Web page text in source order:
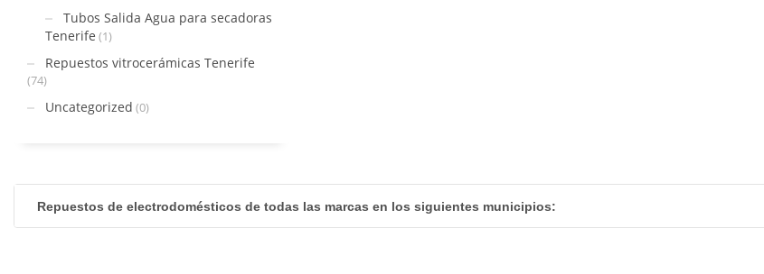
Tubos Salida Agua para secadoras
Tenerife (1)
Repuestos vitrocerámicas Tenerife
(74)
Uncategorized (0)
Repuestos de electrodomésticos de todas las marcas en los siguientes municipios: